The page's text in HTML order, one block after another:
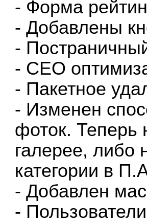
- Форма
- Добавлены
-
- СЕО
- Пакетное
- Изменен
фоток. Теперь
галерее, либо
категории в
- Добавлен
-